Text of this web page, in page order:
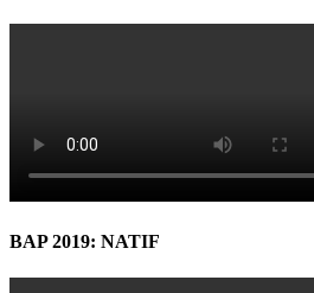
BAP 2019: NATIF